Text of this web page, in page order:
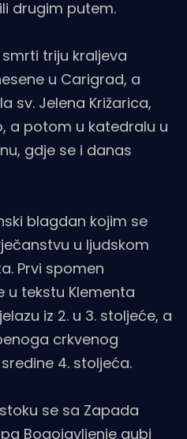
drugim putem.
triju kraljeva
u Carigrad, a
sv. Jelena Križarica,
a potom u katedralu u
gdje se i danas
blagdan kojim se
u ljudskom
Prvi spomen
u tekstu Klementa
iz 2. u 3. stoljeće, a
crkvenog
4. stoljeća.
se sa Zapada
Bogojavljenje gubi